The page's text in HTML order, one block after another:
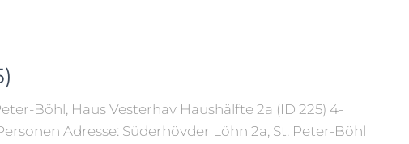
Böhl, Haus Vesterhav Haushälfte 2a (ID 225) 4-
Adresse: Süderhövder Löhn 2a, St. Peter-Böhl